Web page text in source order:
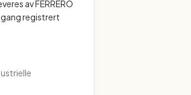
av FERRERO
gang registrert